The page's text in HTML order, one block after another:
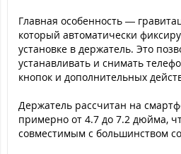
Главная особенность —
который автоматически
установке в держатель. Это
устанавливать и снимать
кнопок и дополнительных
Держатель рассчитан на
примерно от 4.7 до 7.2 дюйма,
совместимым с большинством